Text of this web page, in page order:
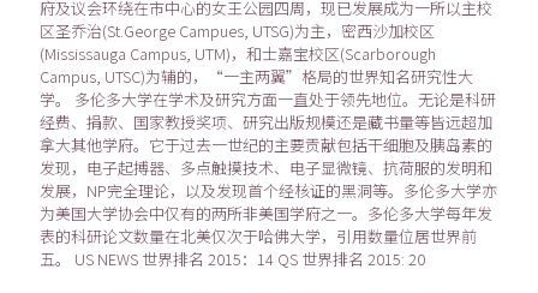
府及议会环绕在市中心的女王公园四周，现已发展成为一所以主校
区圣乔治(St.George Campues, UTSG)为主，密西沙加校区
(Mississauga Campus, UTM)，和士嘉宝校区(Scarborough
Campus, UTSC)为辅的，“一主两翼”格局的世界知名研究性大
学。 多伦多大学在学术及研究方面一直处于领先地位。无论是科研
经费、捐款、国家教授奖项、研究出版规模还是藏书量等皆远超加
拿大其他学府。它于过去一世纪的主要贡献包括干细胞及胰岛素的
发现，电子起搏器、多点触摸技术、电子显微镜、抗荷服的发明和
发展，NP完全理论，以及发现首个经核证的黑洞等。多伦多大学亦
为美国大学协会中仅有的两所非美国学府之一。多伦多大学每年发
表的科研论文数量在北美仅次于哈佛大学，引用数量位居世界前
五。 US NEWS 世界排名 2015：14 QS 世界排名 2015: 20